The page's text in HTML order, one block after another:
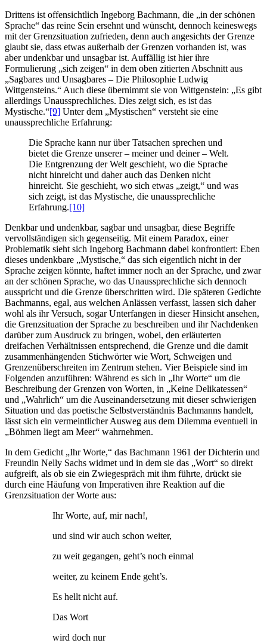
Drittens ist offensichtlich Ingeborg Bachmann, die „in der schönen
Sprache“ das reine Sein ersehnt und wünscht, dennoch keineswegs
mit der Grenzsituation zufrieden, denn auch angesichts der Grenze
glaubt sie, dass etwas außerhalb der Grenzen vorhanden ist, was
aber undenkbar und unsagbar ist. Auffällig ist hier ihre
Formulierung „sich zeigen“ in dem oben zitierten Abschnitt aus
„Sagbares und Unsagbares – Die Philosophie Ludwig
Wittgensteins.“ Auch diese übernimmt sie von Wittgenstein: „Es gibt
allerdings Unaussprechliches. Dies zeigt sich, es ist das
Mystische.“[9] Unter dem „Mystischen“ versteht sie eine
unaussprechliche Erfahrung:
Die Sprache kann nur über Tatsachen sprechen und
bietet die Grenze unserer – meiner und deiner – Welt.
Die Entgrenzung der Welt geschieht, wo die Sprache
nicht hinreicht und daher auch das Denken nicht
hinreicht. Sie geschieht, wo sich etwas „zeigt,“ und was
sich zeigt, ist das Mystische, die unaussprechliche
Erfahrung.[10]
Denkbar und undenkbar, sagbar und unsagbar, diese Begriffe
vervollständigen sich gegenseitig. Mit einem Paradox, einer
Problematik sieht sich Ingeborg Bachmann dabei konfrontiert: Eben
dieses undenkbare „Mystische,“ das sich eigentlich nicht in der
Sprache zeigen könnte, haftet immer noch an der Sprache, und zwar
an der schönen Sprache, wo das Unaussprechliche sich dennoch
ausspricht und die Grenze überschritten wird. Die späteren Gedichte
Bachmanns, egal, aus welchen Anlässen verfasst, lassen sich daher
wohl als ihr Versuch, sogar Unterfangen in dieser Hinsicht ansehen,
die Grenzsituation der Sprache zu beschreiben und ihr Nachdenken
darüber zum Ausdruck zu bringen, wobei, den erläuterten
dreifachen Verhältnissen entsprechend, die Grenze und die damit
zusammenhängenden Stichwörter wie Wort, Schweigen und
Grenzenüberschreiten im Zentrum stehen. Vier Beispiele sind im
Folgenden anzuführen: Während es sich in „Ihr Worte“ um die
Beschreibung der Grenzen von Worten, in „Keine Delikatessen“
und „Wahrlich“ um die Auseinandersetzung mit dieser schwierigen
Situation und das poetische Selbstverständnis Bachmanns handelt,
lässt sich ein vermeintlicher Ausweg aus dem Dilemma eventuell in
„Böhmen liegt am Meer“ wahrnehmen.
In dem Gedicht „Ihr Worte,“ das Bachmann 1961 der Dichterin und
Freundin Nelly Sachs widmet und in dem sie das „Wort“ so direkt
aufgreift, als ob sie ein Zwiegespräch mit ihm führte, drückt sie
durch eine Häufung von Imperativen ihre Reaktion auf die
Grenzsituation der Worte aus:
Ihr Worte, auf, mir nach!,
und sind wir auch schon weiter,
zu weit gegangen, geht’s noch einmal
weiter, zu keinem Ende geht’s.
Es hellt nicht auf.
Das Wort
wird doch nur